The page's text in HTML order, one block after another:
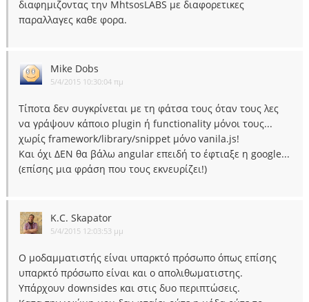
διαφημιζοντας την MhtsosLABS με διαφορετικες
παραλλαγες καθε φορα.
Mike Dobs
5/4/2015 10:30:04 πμ
Τίποτα δεν συγκρίνεται με τη φάτσα τους όταν τους λες
να γράψουν κάποιο plugin ή functionality μόνοι τους...
χωρίς framework/library/snippet μόνο vanila.js!
Και όχι ΔΕΝ θα βάλω angular επειδή το έφτιαξε η google...
(επίσης μια φράση που τους εκνευρίζει!)
K.C. Skapator
5/4/2015 12:03:53 μμ
Ο μοδαμματιστής είναι υπαρκτό πρόσωπο όπως επίσης
υπαρκτό πρόσωπο είναι και ο απολιθωματιστης.
Υπάρχουν downsides και στις δυο περιπτώσεις.